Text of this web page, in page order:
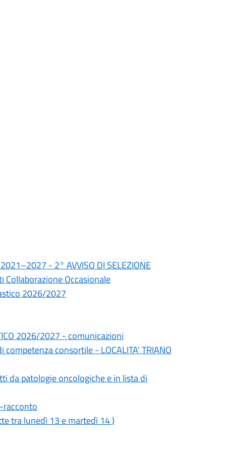
- 2° AVVISO DI SELEZIONE
Collaborazione Occasionale
2026/2027
2026/2027 - comunicazioni
consortile - LOCALITA' TRIANO
da patologie oncologiche e in lista di
racconto
tra lunedì 13 e martedì 14 )